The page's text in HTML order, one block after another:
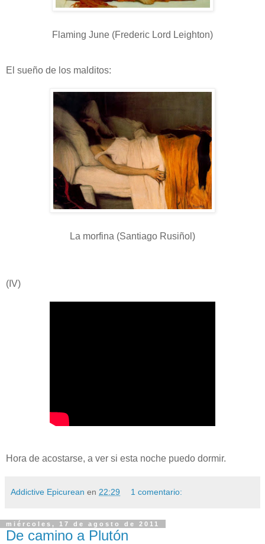
Flaming June (Frederic Lord Leighton)
El sueño de los malditos:
La morfina (Santiago Rusiñol)
(IV)
Hora de acostarse, a ver si esta noche puedo dormir.
Addictive Epicurean en 22:29 1 comentario:
miércoles, 17 de agosto de 2011
De camino a Plutón